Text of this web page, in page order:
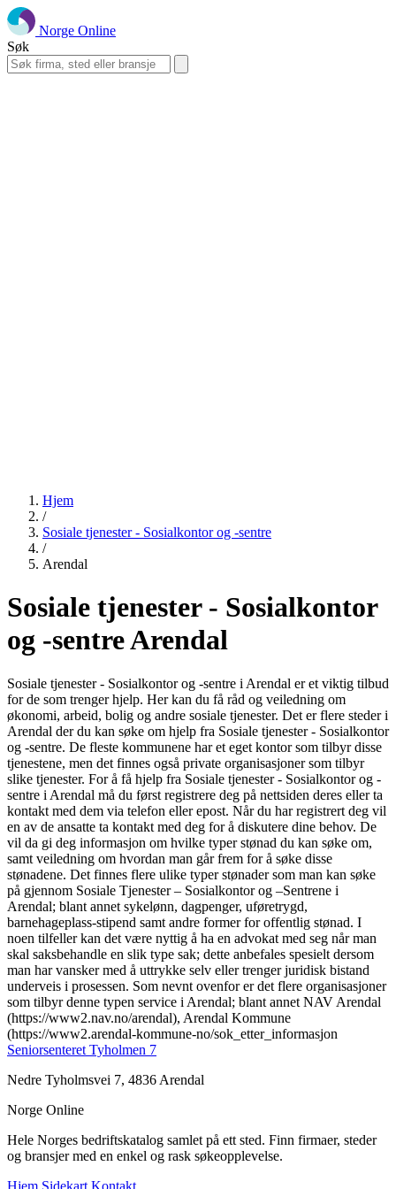
Norge Online
Søk
Hjem
/
Sosiale tjenester - Sosialkontor og -sentre
/
Arendal
Sosiale tjenester - Sosialkontor
og -sentre Arendal
Sosiale tjenester - Sosialkontor og -sentre i Arendal er et viktig tilbud
for de som trenger hjelp. Her kan du få råd og veiledning om
økonomi, arbeid, bolig og andre sosiale tjenester. Det er flere steder i
Arendal der du kan søke om hjelp fra Sosiale tjenester - Sosialkontor
og -sentre. De fleste kommunene har et eget kontor som tilbyr disse
tjenestene, men det finnes også private organisasjoner som tilbyr
slike tjenester. For å få hjelp fra Sosiale tjenester - Sosialkontor og -
sentre i Arendal må du først registrere deg på nettsiden deres eller ta
kontakt med dem via telefon eller epost. Når du har registrert deg vil
en av de ansatte ta kontakt med deg for å diskutere dine behov. De
vil da gi deg informasjon om hvilke typer stønad du kan søke om,
samt veiledning om hvordan man går frem for å søke disse
stønadene. Det finnes flere ulike typer stønader som man kan søke
på gjennom Sosiale Tjenester – Sosialkontor og –Sentrene i
Arendal; blant annet sykelønn, dagpenger, uføretrygd,
barnehageplass-stipend samt andre former for offentlig stønad. I
noen tilfeller kan det være nyttig å ha en advokat med seg når man
skal saksbehandle en slik type sak; dette anbefales spesielt dersom
man har vansker med å uttrykke selv eller trenger juridisk bistand
underveis i prosessen. Som nevnt ovenfor er det flere organisasjoner
som tilbyr denne typen service i Arendal; blant annet NAV Arendal
(https://www2.nav.no/arendal), Arendal Kommune
(https://www2.arendal-kommune-no/sok_etter_informasjon
Seniorsenteret Tyholmen 7
Nedre Tyholmsvei 7, 4836 Arendal
Norge Online
Hele Norges bedriftskatalog samlet på ett sted. Finn firmaer, steder
og bransjer med en enkel og rask søkeopplevelse.
Hjem Sidekart Kontakt